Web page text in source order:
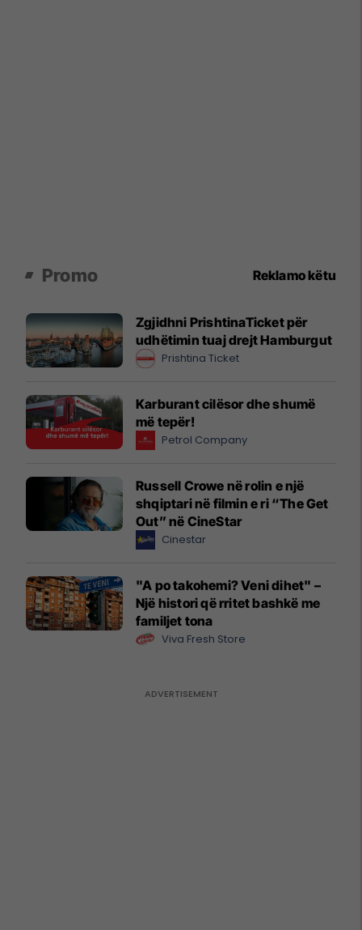
Promo Reklamo këtu
Zgjidhni PrishtinaTicket për
udhëtimin tuaj drejt Hamburgut
Prishtina Ticket
Karburant cilësor dhe shumë
më tepër!
Petrol Company
Russell Crowe në rolin e një
shqiptari në filmin e ri “The Get
Out” në CineStar
Cinestar
"A po takohemi? Veni dihet" –
Një histori që rritet bashkë me
familjet tona
Viva Fresh Store